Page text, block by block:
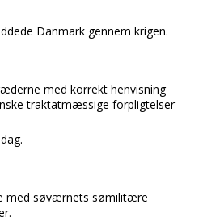
Danmark gennem krigen.
med korrekt henvisning
traktatmæssige forpligtelser
med søværnets sømilitære